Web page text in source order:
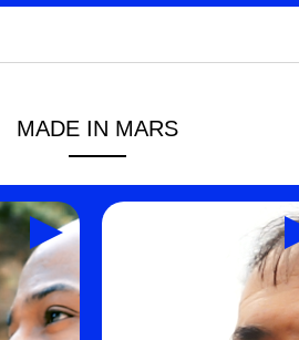
MADE IN MARS